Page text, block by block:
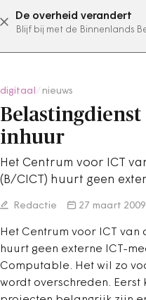
De overheid verandert
Blijf bij met de Binnenlands
digitaal nieuws
Belastingdienst
inhuur
Het Centrum voor ICT
(B/CICT) huurt geen
Redactie 27 maart 2009
Het Centrum voor ICT van
huurt geen externe ICT-
Computable. Het wil zo
wordt overschreden. Eerst